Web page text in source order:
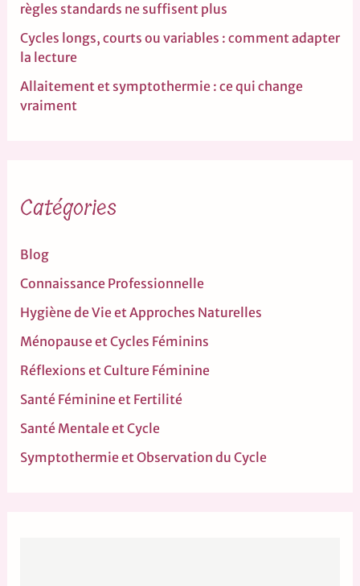
règles standards ne suffisent plus
Cycles longs, courts ou variables : comment adapter
la lecture
Allaitement et symptothermie : ce qui change
vraiment
Catégories
Blog
Connaissance Professionnelle
Hygiène de Vie et Approches Naturelles
Ménopause et Cycles Féminins
Réflexions et Culture Féminine
Santé Féminine et Fertilité
Santé Mentale et Cycle
Symptothermie et Observation du Cycle